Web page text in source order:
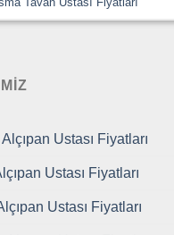
Ustası Fiyatları
Ustası Fiyatları
Ustası Fiyatları